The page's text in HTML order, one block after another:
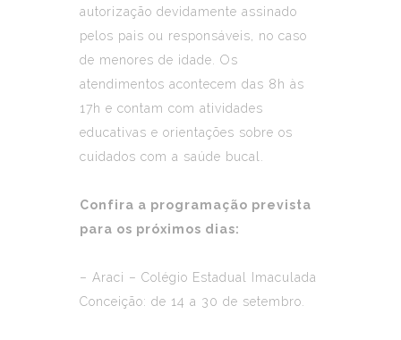
autorização devidamente assinado
pelos pais ou responsáveis, no caso
de menores de idade. Os
atendimentos acontecem das 8h às
17h e contam com atividades
educativas e orientações sobre os
cuidados com a saúde bucal.
Confira a programação prevista
para os próximos dias:
– Araci – Colégio Estadual Imaculada
Conceição: de 14 a 30 de setembro.